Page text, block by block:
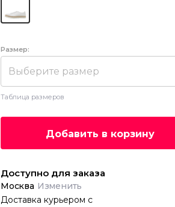
Размер:
Выберите размер
Таблица размеров
Добавить в корзину
Доступно для заказа
Москва Изменить
Доставка курьером с